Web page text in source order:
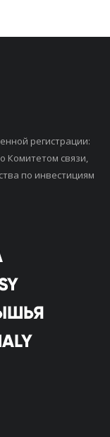
регистрации:
Комитетом связи,
по инвестициям